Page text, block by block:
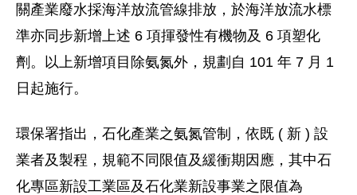
關產業廢水採海洋放流管線排放，於海洋放流水標
準亦同步新增上述 6 項揮發性有機物及 6 項塑化
劑。以上新增項目除氨氮外，規劃自 101 年 7 月 1
日起施行。
環保署指出，石化產業之氨氮管制，依既 ( 新 ) 設
業者及製程，規範不同限值及緩衝期因應，其中石
化專區新設工業區及石化業新設事業之限值為